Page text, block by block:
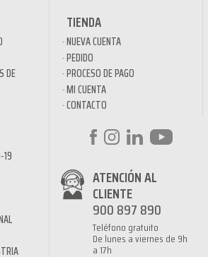
DE
TIENDA
NUEVA CUENTA
PEDIDO
PROCESO DE PAGO
MI CUENTA
CONTACTO
19
ATENCIÓN AL
CLIENTE
900 897 890
Teléfono gratuito
De lunes a viernes de 9h
a 17h